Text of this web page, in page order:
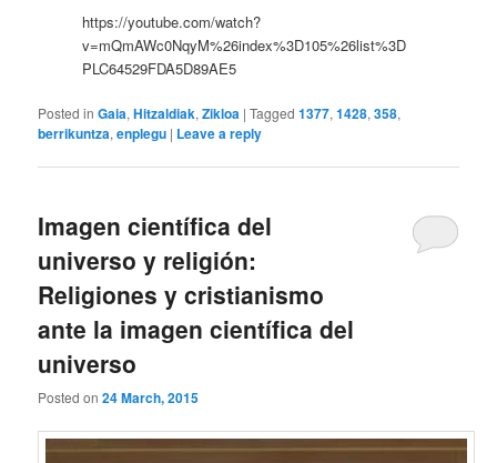
https://youtube.com/watch?
v=mQmAWc0NqyM%26index%3D105%26list%3D
PLC64529FDA5D89AE5
Posted in Gaia,Hitzaldiak,Zikloa |Tagged 1377,1428,358,
berrikuntza,enplegu | Leave a reply
Imagen científica del
universo y religión:
Religiones y cristianismo
ante la imagen científica del
universo
Posted on24 March, 2015